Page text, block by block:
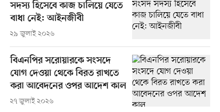
সদস্য হিসেবে কাজ চালিয়ে যেতে
বাধা নেই: আইনজীবী
২৯ জুলাই ২০২৬
বিএনপির সরোয়ারকে সংসদে
যোগ দেওয়া থেকে বিরত রাখতে
করা আবেদনের ওপর আদেশ কাল
২৭ জুলাই ২০২৬